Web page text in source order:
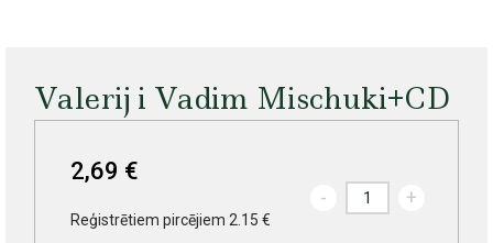
Valerij i Vadim Mischuki+CD
2,69 €
Reģistrētiem pircējiem 2.15 €
- +